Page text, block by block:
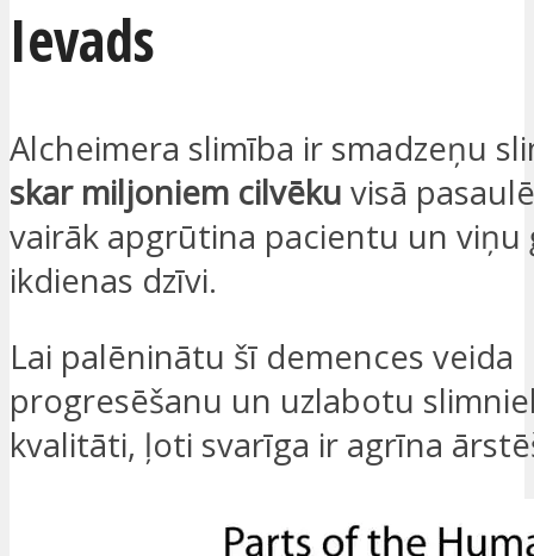
Ievads
Alcheimera slimība ir smadzeņu
skar miljoniem cilvēku visā
vairāk apgrūtina pacientu un viņu
ikdienas dzīvi.
Lai palēninātu šī demences veida
progresēšanu un uzlabotu
kvalitāti, ļoti svarīga ir agrīna